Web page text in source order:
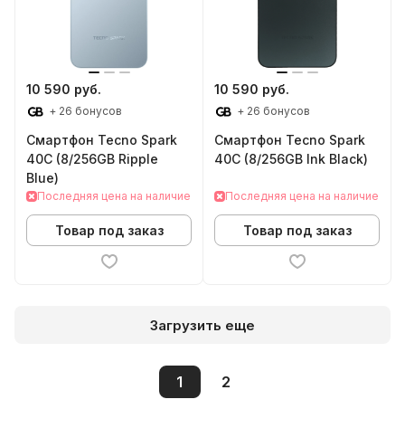
10 590 руб.
+ 26 бонусов
Смартфон Tecno Spark
40C (8/256GB Ripple
Blue)
Последняя цена на наличие
Товар под заказ
10 590 руб.
+ 26 бонусов
Смартфон Tecno Spark
40C (8/256GB Ink Black)
Последняя цена на наличие
Товар под заказ
Загрузить еще
1 2